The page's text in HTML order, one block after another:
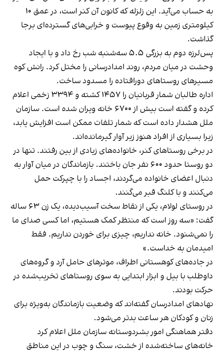
به حساب می‌آید. این زلزله که کانون آن کنر است، در عمق ۱۰
کیلومتری زمین به وقوع پیوست و خرابی‌های گسترده‌ای برجا
گذاشت.
پس‌لرزه دوم به بزرگی ۵.۵ سه‌شنبه شب رخ داد و با ایجاد
وحشت در میان مردم، روند امدادرسانی را مختل کرد. رانش کوه
مسیرهای روستاهای دورافتاده را مسدود ساخت.
اداره طالبان شمار قربانیان را ۱۴۵۷ کشته و ۳۳۹۴ زخمی اعلام
کرده و گفته است بیش از ۶۷۰۰ خانه ویران شده است. سازمان
ملل هشدار داده است که شمار تلفات ممکن است افزایش یابد،
زیرا بسیاری از افراد هنوز زیر آوار گیرمانده‌اند.
در برخی روستاهای کنر، خانواده‌های زیادی از بین رفتند. تنها در
دو روستا حدود ۶۰۰ نفر جان باختند. بازماندگان در میان آوار به
دنبال اعضای خانواده می‌گردند، اجساد را با چپرکت حمل
می‌کنند و با کلنگ قبر می‌کَنند.
در روستای لولام، یکی از نقاط سخت آسیب‌دیده، یک زن ۶۳ ساله
گفت: «سه روز است که منتظر کمک هستیم، اما کسی صدای ما
را نمی‌شنود. خانه نداریم، چیزی برای خوردن نداریم. فقط
امیدمان به خداست.»
در جاده‌‌های کوهستانی اطراف، موترهای حامل آرد و گروه‌های
داوطلب با بیل و ابزار ابتدایی به سوی روستاهای تخریب‌شده در
حرکت بودند.
نهادهای امدادرسان گفته‌اند که وضعیت بازماندگان به‌ویژه برای
زنان و کودکان هر ساعت بدتر می‌شود.
دفتر هماهنگی امور بشردوستانه سازمان ملل اعلام کرد
خانه‌های ساخته‌شده از خشت، سنگ و چوب در این مناطق